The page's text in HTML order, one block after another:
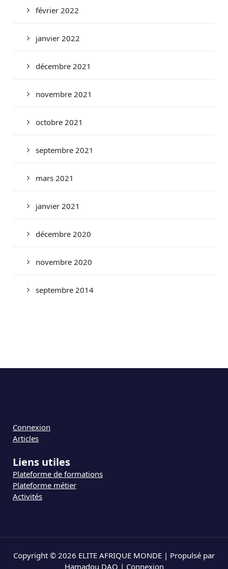
février 2022
janvier 2022
décembre 2021
novembre 2021
octobre 2021
septembre 2021
mars 2021
janvier 2021
décembre 2020
novembre 2020
septembre 2014
Connexion
Articles
Liens utiles
Plateforme de formations
Plateforme métier
Activités
Copyright © 2026 ELITE AFRIQUE MONDE | Propulsé par
Hamadou DAO | Connexion